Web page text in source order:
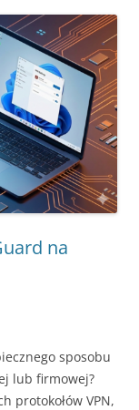
na
sposobu
lub firmowej?
protokołów VPN,